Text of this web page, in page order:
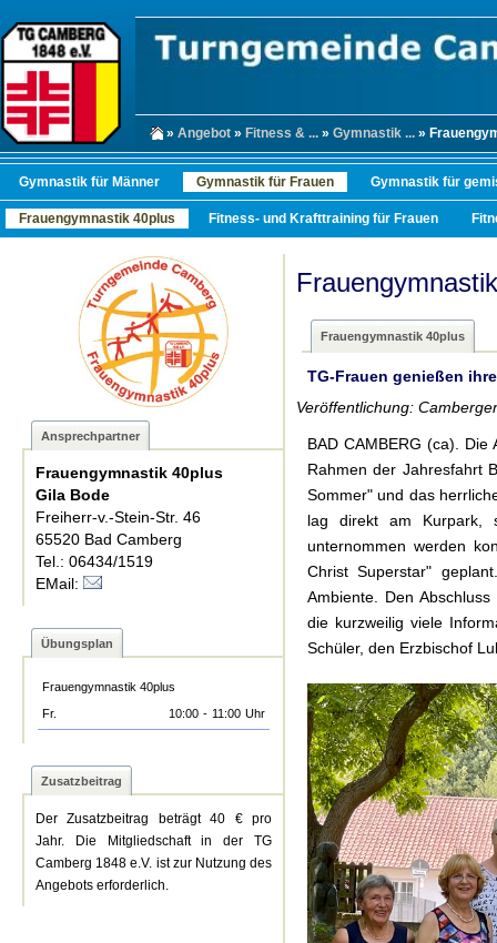
» Angebot » Fitness & ... » Gymnastik ... »
Gymnastik für Männer Gymnastik für Frauen Gymnastik für
Frauengymnastik 40plus Fitness- und Krafttraining für Frauen
Ansprechpartner
Frauengymnastik 40plus
Gila Bode
Freiherr-v.-Stein-Str. 46
65520 Bad Camberg
Tel.: 06434/1519
EMail:
Übungsplan
Frauengymnastik 40plus
Fr.
10:00 - 11:00 Uhr
Zusatzbeitrag
Der Zusatzbeitrag beträgt 40 € pro
Jahr. Die Mitgliedschaft in der TG
Camberg 1848 e.V. ist zur Nutzung des
Angebots erforderlich.
Frauengymnastik 40plus
TG-Frauen genießen
Veröffentlichung:
BAD CAMBERG (ca).
Rahmen der Jahresfahrt
Sommer" und das
lag direkt am Kurpark,
unternommen werden
Christ Superstar"
Ambiente. Den
die kurzweilig viele
Schüler, den Erzbischof